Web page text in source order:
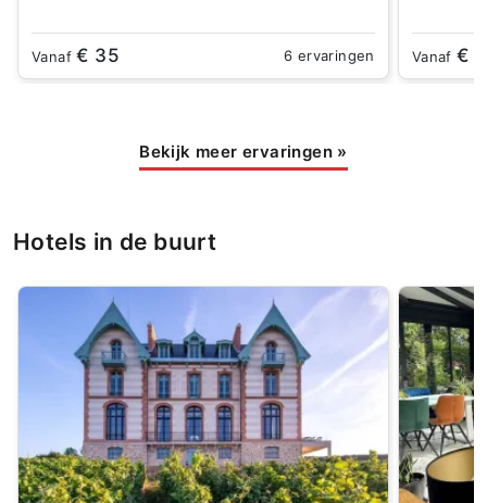
Vanaf€ 35 6 ervaringen Vanaf€
Bekijk meer ervaringen »
Hotels in de buurt